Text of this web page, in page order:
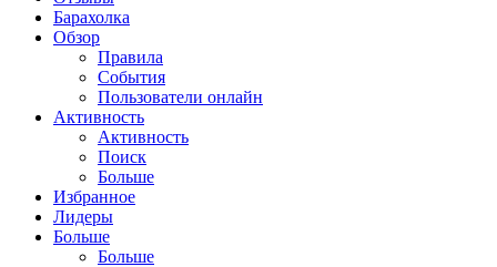
Барахолка
Обзор
Правила
События
Пользователи онлайн
Активность
Активность
Поиск
Больше
Избранное
Лидеры
Больше
Больше